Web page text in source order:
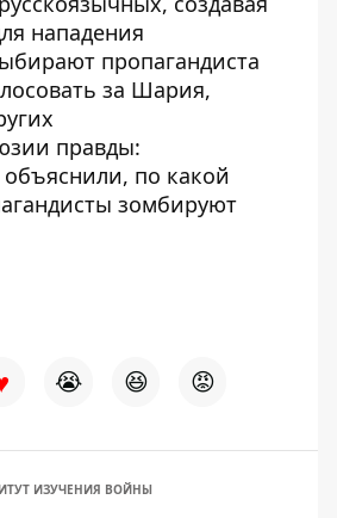
нападения
пропагандиста
за Шария,
правды:
объяснили, по какой
зомбируют
😭 😆 😡
ИЗУЧЕНИЯ ВОЙНЫ